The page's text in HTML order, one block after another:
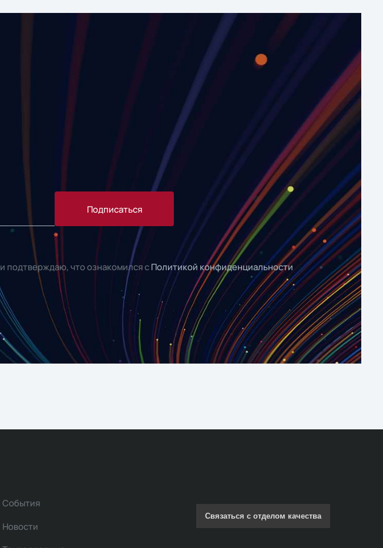
Подписаться
и подтверждаю, что ознакомился с Политикой конфиденциальности
События
Новости
Связаться с отделом качества